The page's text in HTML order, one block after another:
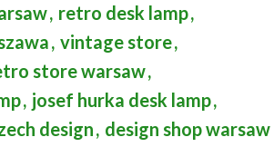
, retro desk lamp,
, vintage store,
store warsaw,
, josef hurka desk lamp,
design, design shop warsaw